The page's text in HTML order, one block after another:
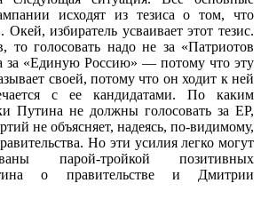
исходят из тезиса о том, что
Окей, избиратель усваивает этот тезис.
голосовать надо не за «Патриотов
за «Единую Россию» — потому что эту
своей, потому что он ходит к ней
с ее кандидатами. По каким
Путина не должны голосовать за ЕР,
не объясняет, надеясь, по-видимому,
Но эти усилия легко могут
парой-тройкой позитивных
о правительстве и Дмитрии